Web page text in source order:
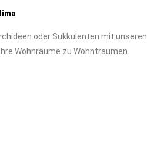
oder Sukkulenten mit unseren
Wohnräume zu Wohnträumen.